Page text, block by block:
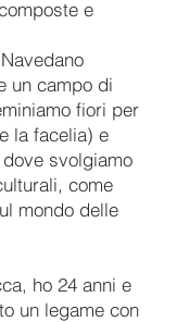
e
un campo di
fiori per
la facelia) e
svolgiamo
come
mondo delle
ho 24 anni e
un legame con